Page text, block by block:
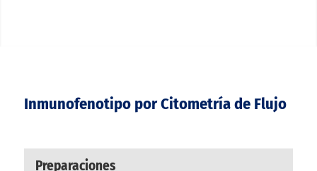
Inmunofenotipo por Citometría de Flujo
Preparaciones